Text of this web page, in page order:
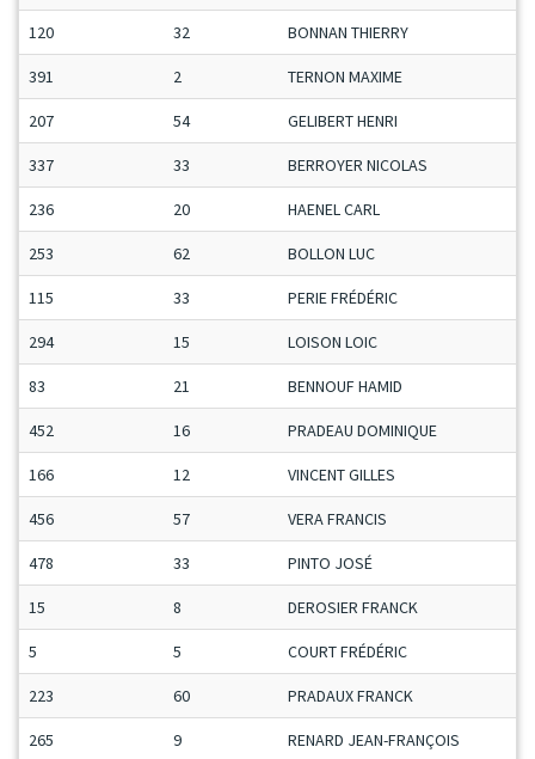
120 32 BONNAN THIERRY
391 2 TERNON MAXIME
207 54 GELIBERT HENRI
337 33 BERROYER NICOLAS
236 20 HAENEL CARL
253 62 BOLLON LUC
115 33 PERIE FRÉDÉRIC
294 15 LOISON LOIC
83 21 BENNOUF HAMID
452 16 PRADEAU DOMINIQUE
166 12 VINCENT GILLES
456 57 VERA FRANCIS
478 33 PINTO JOSÉ
15 8 DEROSIER FRANCK
5 5 COURT FRÉDÉRIC
223 60 PRADAUX FRANCK
265 9 RENARD JEAN-FRANÇOIS